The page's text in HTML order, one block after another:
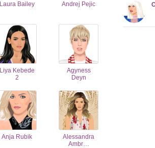
Laura Bailey Andrej Pejic
Liya Kebede
2
Agyness
Deyn
Anja Rubik
Alessandra
Ambr…